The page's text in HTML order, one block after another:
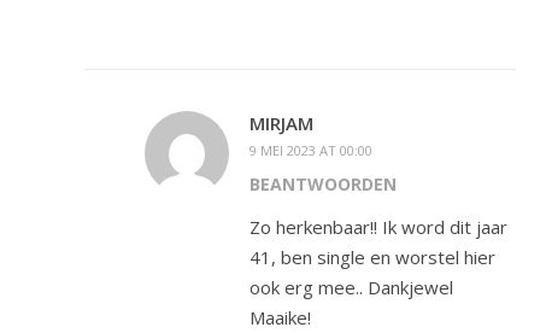
MIRJAM
9 MEI 2023 AT 00:00
BEANTWOORDEN
Zo herkenbaar!! Ik word dit jaar
41, ben single en worstel hier
ook erg mee.. Dankjewel
Maaike!